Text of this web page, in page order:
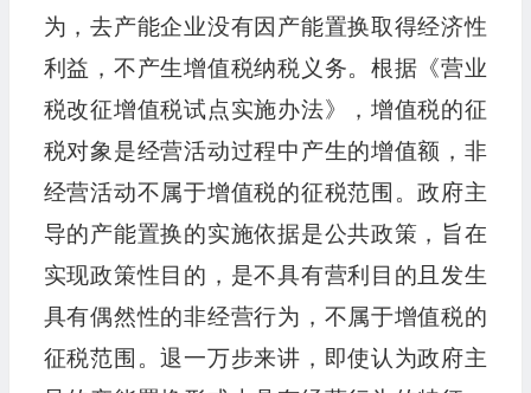
为，去产能企业没有因产能置换取得经济性
利益，不产生增值税纳税义务。根据《营业
税改征增值税试点实施办法》，增值税的征
税对象是经营活动过程中产生的增值额，非
经营活动不属于增值税的征税范围。政府主
导的产能置换的实施依据是公共政策，旨在
实现政策性目的，是不具有营利目的且发生
具有偶然性的非经营行为，不属于增值税的
征税范围。退一万步来讲，即使认为政府主